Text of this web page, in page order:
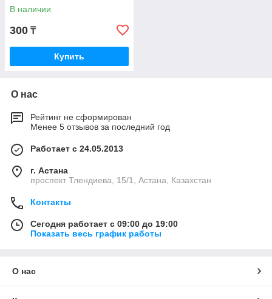
В наличии
300 ₸
Купить
О нас
Рейтинг не сформирован
Менее 5 отзывов за последний год
Работает с 24.05.2013
г. Астана
проспект Тлендиева, 15/1, Астана, Казахстан
Контакты
Сегодня работает с 09:00 до 19:00
Показать весь график работы
О нас